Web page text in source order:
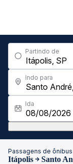
Partindo de
Indo para
Ida
Passagens de ônibus
Itápolis Santo